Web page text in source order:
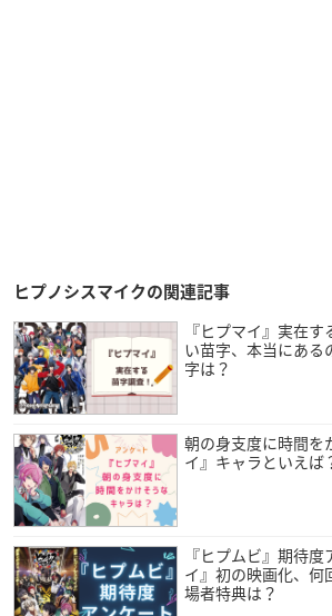
ヒプノシスマイクの関連記事
『ヒプマイ』実在
い苗字、本当にある
字は？
朝の身支度に時間を
イ』キャラといえば
『ヒプムビ』期待
イ』初の映画化、何
場者特典は？